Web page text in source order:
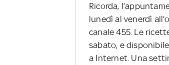
Ricorda,
lunedì al venerdì
canale 455. Le
sabato, e
a Internet. Una